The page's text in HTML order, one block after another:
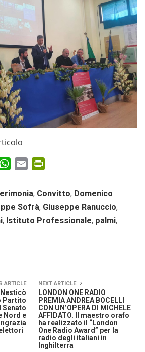
WhatsApp
Email
, Convitto, Domenico
Sofrà, Giuseppe Ranuccio,
, Istituto Professionale, palmi,
ARTICLE
Partito
Senato
Nord e
NEXT ARTICLE
LONDON ONE RADIO
PREMIA ANDREA BOCELLI
CON UN’OPERA DI MICHELE
AFFIDATO. Il maestro orafo
ha realizzato il “London
One Radio Award” per la
radio degli italiani in
Inghilterra